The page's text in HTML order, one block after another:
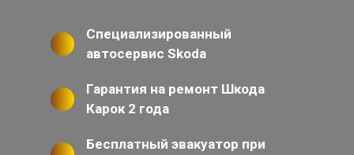
Специализированный
автосервис Skoda
Гарантия на ремонт Шкода
Карок 2 года
Бесплатный эвакуатор при